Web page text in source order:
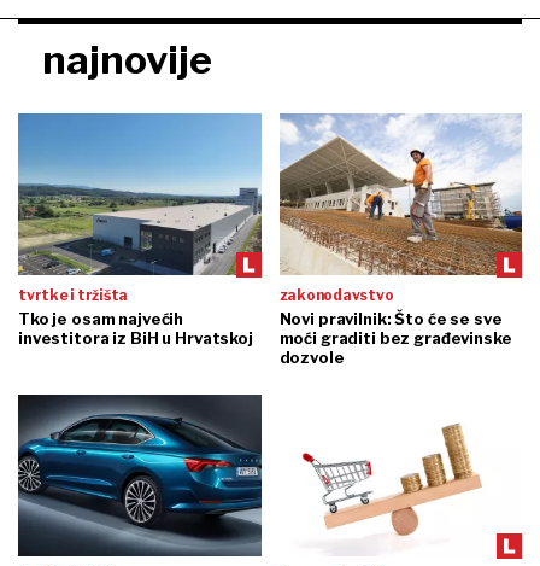
najnovije
tvrtke i tržišta
Tko je osam najvećih
investitora iz BiH u Hrvatskoj
zakonodavstvo
Novi pravilnik: Što će se sve
moći graditi bez građevinske
dozvole